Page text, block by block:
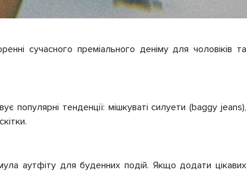
сучасного преміального деніму для чоловіків та
популярні тенденції: мішкуваті cилуети (baggy jeans),
аутфіту для буденних подій. Якщо додати цікавих